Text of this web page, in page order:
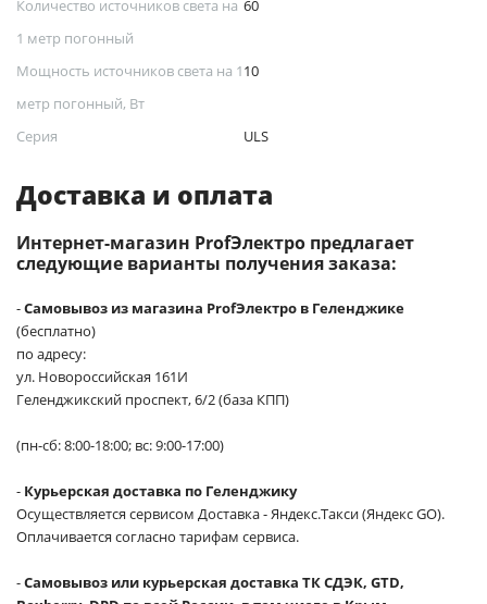
Количество источников света на
1 метр погонный
60
Мощность источников света на 1
метр погонный, Вт
10
Серия ULS
Доставка и оплата
Интернет-магазин ProfЭлектро предлагает
следующие варианты получения заказа:
-Самовывоз из магазина ProfЭлектро в Геленджике
(бесплатно)
по адресу:
ул. Новороссийская 161И
Геленджикский проспект, 6/2 (база КПП)
(пн-сб: 8:00-18:00; вс: 9:00-17:00)
- Курьерская доставка по Геленджику
Осуществляется сервисом Доставка - Яндекс.Такси (Яндекс GO).
Оплачивается согласно тарифам сервиса.
-Самовывоз или курьерская доставка ТК СДЭК, GTD,